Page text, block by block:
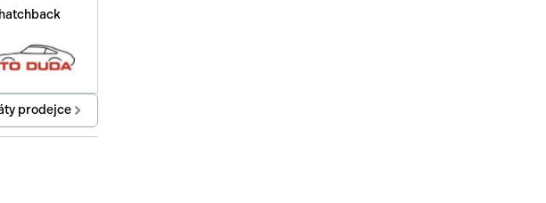
hatchback
prodejce